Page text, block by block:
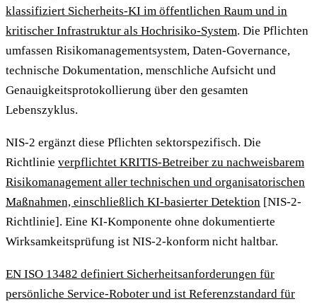
klassifiziert Sicherheits-KI im öffentlichen Raum und in
kritischer Infrastruktur als Hochrisiko-System. Die Pflichten
umfassen Risikomanagementsystem, Daten-Governance,
technische Dokumentation, menschliche Aufsicht und
Genauigkeitsprotokollierung über den gesamten
Lebenszyklus.
NIS-2 ergänzt diese Pflichten sektorspezifisch. Die
Richtlinie verpflichtet KRITIS-Betreiber zu nachweisbarem
Risikomanagement aller technischen und organisatorischen
Maßnahmen, einschließlich KI-basierter Detektion [NIS-2-
Richtlinie]. Eine KI-Komponente ohne dokumentierte
Wirksamkeitsprüfung ist NIS-2-konform nicht haltbar.
EN ISO 13482 definiert Sicherheitsanforderungen für
persönliche Service-Roboter und ist Referenzstandard für